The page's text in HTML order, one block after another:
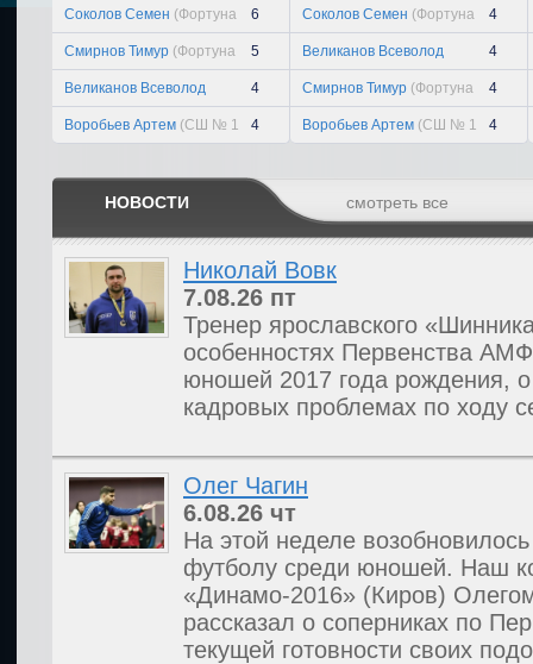
Соколов Семен (Фортуна
белые 18 )
6
Смирнов Тимур (Фортуна
белые 18 )
5
Великанов Всеволод
(Технарь 18 лк)
4
Воробьев Артем (СШ № 1
Текстильщик красные 18
4
Соколов Семен (Фортуна
белые 18 )
4
Великанов Всеволод
(Технарь 18 лк)
4
Смирнов Тимур (Фортуна
белые 18 )
4
Воробьев Артем (СШ № 1
Текстильщик красные 18
4
НОВОСТИ смотреть все
Николай Вовк
7.08.26 пт
Тренер ярославского
особенностях Первенства
юношей 2017 года рождения,
кадровых проблемах по ходу
Олег Чагин
6.08.26 чт
На этой неделе
футболу среди юношей. Наш
«Динамо-2016» (Киров)
рассказал о соперниках по
текущей готовности своих